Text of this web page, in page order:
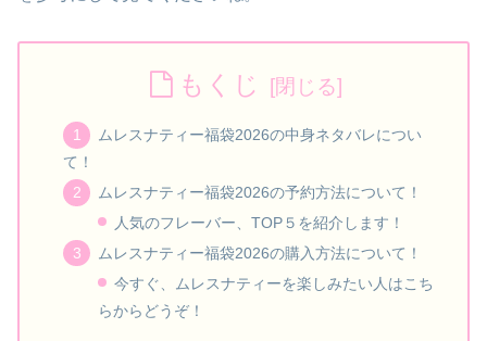
もくじ
ムレスナティー福袋2026の中身ネタバレについ
て！
ムレスナティー福袋2026の予約方法について！
人気のフレーバー、TOP５を紹介します！
ムレスナティー福袋2026の購入方法について！
今すぐ、ムレスナティーを楽しみたい人はこち
らからどうぞ！